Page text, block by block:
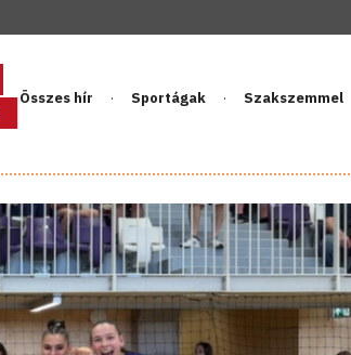
Összes hír Sportágak Szakszemmel